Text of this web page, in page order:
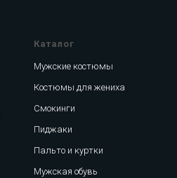
Каталог
Мужские костюмы
Костюмы для жениха
Смокинги
Пиджаки
Пальто и куртки
Мужская обувь